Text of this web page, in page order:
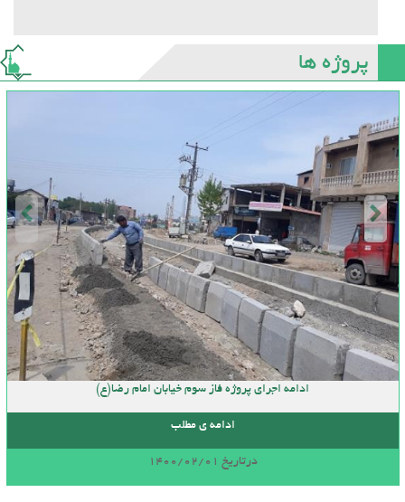
پروژه ها
ادامه اجرای پروژه فاز سوم خیابان امام رضا(ع)
ادامه ی مطلب
درتاریخ 1400/02/01